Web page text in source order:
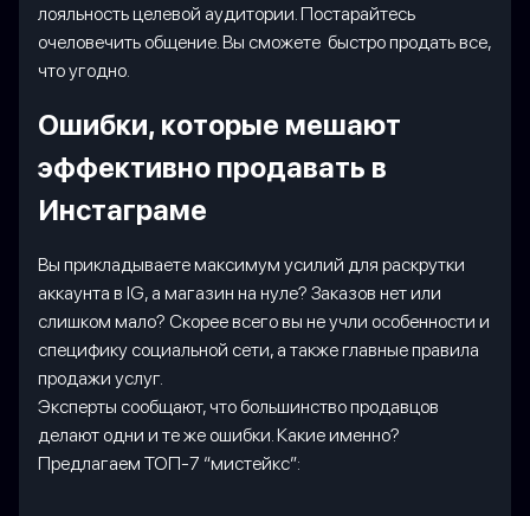
лояльность целевой аудитории. Постарайтесь
очеловечить общение. Вы сможете быстро продать все,
что угодно.
Ошибки, которые мешают
эффективно продавать в
Инстаграме
Вы прикладываете максимум усилий для раскрутки
аккаунта в IG, а магазин на нуле? Заказов нет или
слишком мало? Скорее всего вы не учли особенности и
специфику социальной сети, а также главные правила
продажи услуг.
Эксперты сообщают, что большинство продавцов
делают одни и те же ошибки. Какие именно?
Предлагаем ТОП-7 “мистейкс”: